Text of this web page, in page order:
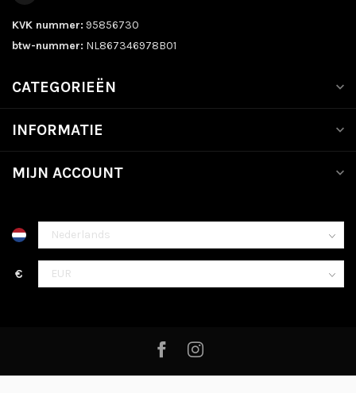
KVK nummer: 95856730
btw-nummer: NL867346978B01
CATEGORIEËN
INFORMATIE
MIJN ACCOUNT
€